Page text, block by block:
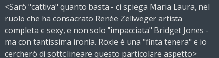
<Sarò "cattiva" quanto basta - ci spiega Maria Laura, nel
ruolo che ha consacrato Renée Zellweger artista
completa e sexy, e non solo "impacciata" Bridget Jones -
ma con tantissima ironia. Roxie è una "finta tenera" e io
cercherò di sottolineare questo particolare aspetto>.